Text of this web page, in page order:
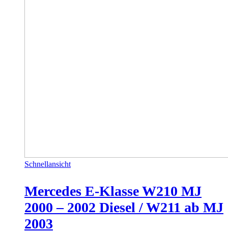
Schnellansicht
Mercedes E-Klasse W210 MJ
2000 – 2002 Diesel / W211 ab MJ
2003